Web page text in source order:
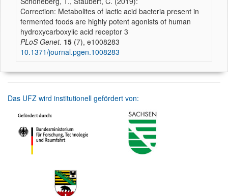
Correction: Metabolites of lactic acid bacteria present in
fermented foods are highly potent agonists of human
hydroxycarboxylic acid receptor 3
PLoS Genet. 15 (7), e1008283
10.1371/journal.pgen.1008283
Das UFZ wird institutionell gefördert von: